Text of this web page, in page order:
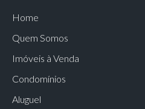
Home
Quem Somos
Imóveis à Venda
Condomínios
Aluguel